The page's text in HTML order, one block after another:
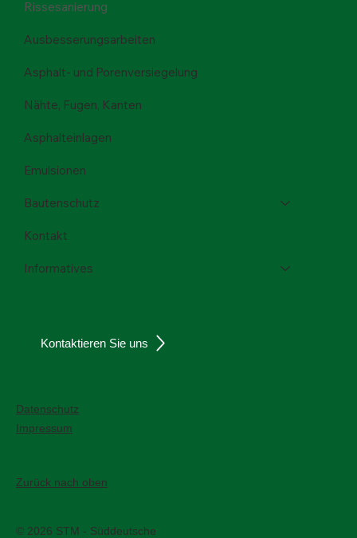
Rissesanierung
Ausbesserungsarbeiten
Asphalt- und Porenversiegelung
Nähte, Fugen, Kanten
Asphalteinlagen
Emulsionen
Bautenschutz
Kontakt
Informatives
Kontaktieren Sie uns
Datenschutz
Impressum
Zurück nach oben
© 2026 STM - Süddeutsche